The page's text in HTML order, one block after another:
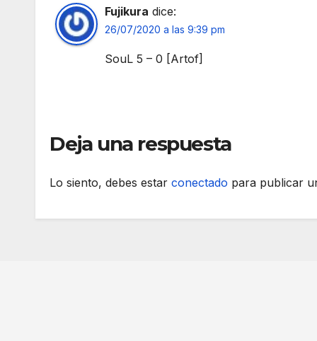
Fujikura dice:
26/07/2020 a las 9:39 pm
SouL 5 – 0 [Artof]
Deja una respuesta
Lo siento, debes estar conectado para publicar